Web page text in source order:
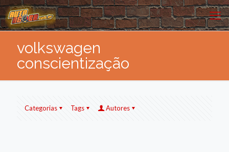
volkswagen
conscientização
Categorias Tags Autores